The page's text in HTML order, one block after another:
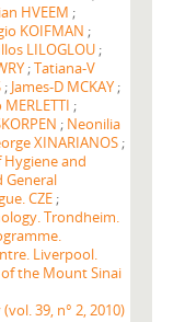
HVEEM ;
KOIFMAN ;
LILOGLOU ;
;Tatiana-V
; James-D MCKAY ;
;
; Neonilia
XINARIANOS ;
and
General
CZE ;
Trondheim.
Liverpool.
the Mount Sinai
39, n° 2, 2010)